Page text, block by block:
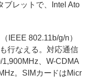
ブレットで、Intel Ato
IEEE 802.11b/g/n）
行なえる。対応通信
、W-CDMA
。SIMカードはMicr